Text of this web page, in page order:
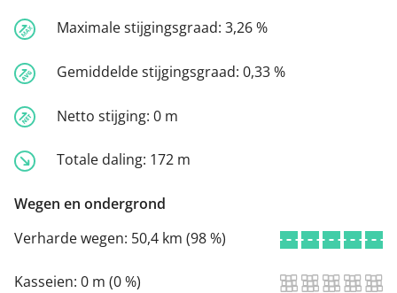
Maximale stijgingsgraad: 3,26 %
Gemiddelde stijgingsgraad: 0,33 %
Netto stijging: 0 m
Totale daling: 172 m
Wegen en ondergrond
Verharde wegen: 50,4 km (98 %)
Kasseien: 0 m (0 %)